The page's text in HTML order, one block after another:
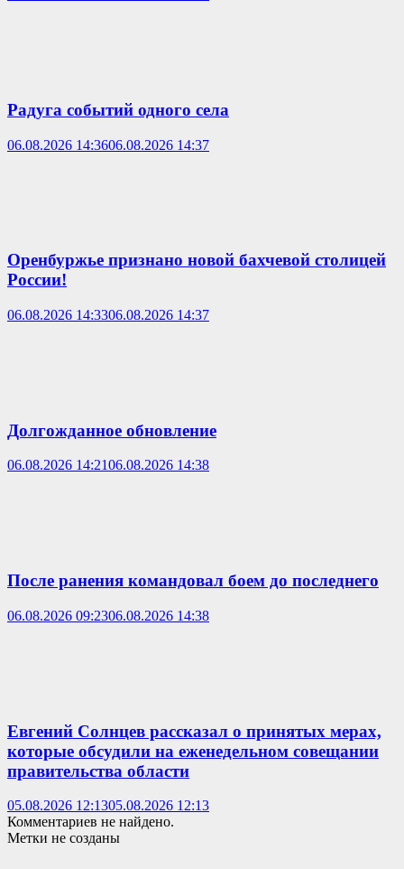
Радуга событий одного села
06.08.2026 14:3606.08.2026 14:37
Оренбуржье признано новой бахчевой столицей
России!
06.08.2026 14:3306.08.2026 14:37
Долгожданное обновление
06.08.2026 14:2106.08.2026 14:38
После ранения командовал боем до последнего
06.08.2026 09:2306.08.2026 14:38
Евгений Солнцев рассказал о принятых мерах,
которые обсудили на еженедельном совещании
правительства области
05.08.2026 12:1305.08.2026 12:13
Комментариев не найдено.
Метки не созданы